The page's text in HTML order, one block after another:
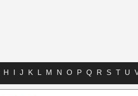
H I J K L M N O P Q R S T U